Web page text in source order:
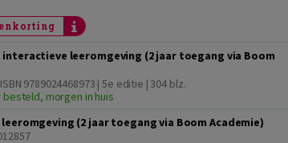
interactieve leeromgeving (2 jaar toegang via Boom
9789024468973 | 5e editie | 304 blz.
besteld, morgen in huis
(2 jaar toegang via Boom Academie)